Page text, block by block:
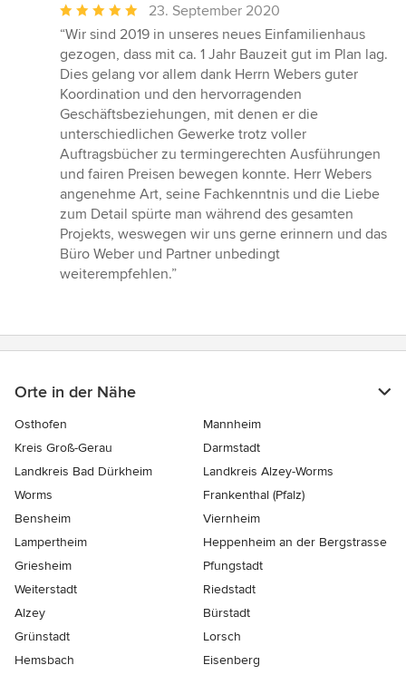
Durchschnittliche
Bewertung:
5
von
5
Sternen
23. September 2020
“Wir sind 2019 in unseres neues Einfamilienhaus
gezogen, dass mit ca. 1 Jahr Bauzeit gut im Plan lag.
Dies gelang vor allem dank Herrn Webers guter
Koordination und den hervorragenden
Geschäftsbeziehungen, mit denen er die
unterschiedlichen Gewerke trotz voller
Auftragsbücher zu termingerechten Ausführungen
und fairen Preisen bewegen konnte. Herr Webers
angenehme Art, seine Fachkenntnis und die Liebe
zum Detail spürte man während des gesamten
Projekts, weswegen wir uns gerne erinnern und das
Büro Weber und Partner unbedingt
weiterempfehlen.”
Orte in der Nähe
Osthofen
Mannheim
Kreis Groß-Gerau
Darmstadt
Landkreis Bad Dürkheim
Landkreis Alzey-Worms
Worms
Frankenthal (Pfalz)
Bensheim
Viernheim
Lampertheim
Heppenheim an der Bergstrasse
Griesheim
Pfungstadt
Weiterstadt
Riedstadt
Alzey
Bürstadt
Grünstadt
Lorsch
Hemsbach
Eisenberg